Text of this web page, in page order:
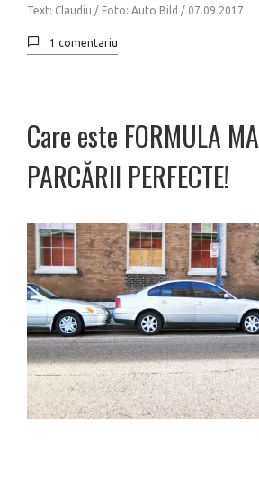
Text: Claudiu / Foto: Auto Bild / 07.09.2017
1 comentariu
Care este FORMULA
PARCĂRII PERFECTE!